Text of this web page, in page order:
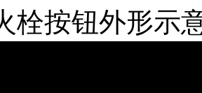
栓按钮外形示